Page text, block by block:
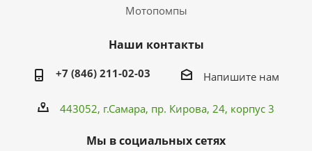
Мотопомпы
Наши контакты
+7 (846) 211-02-03 Напишите нам
443052, г.Самара, пр. Кирова, 24, корпус 3
Мы в социальных сетях